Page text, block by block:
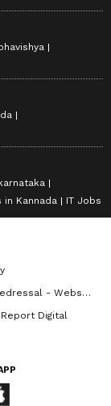
Kannada IT Jobs
- Website
Digital